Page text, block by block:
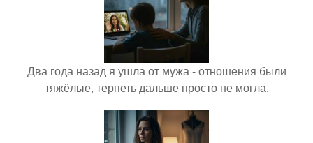
Два года назад я ушла от мужа - отношения были
тяжёлые, терпеть дальше просто не могла.